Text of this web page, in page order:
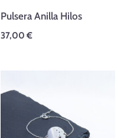
Pulsera Anilla Hilos
37,00 €